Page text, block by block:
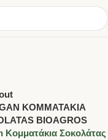
Κομματάκια Σοκολάτας